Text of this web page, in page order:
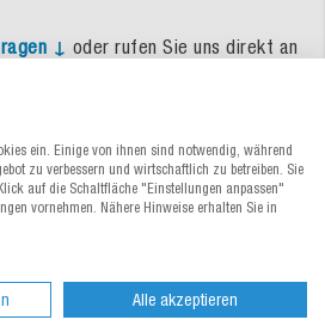
↓ oder rufen Sie uns direkt an
ansehen
die Einlagerung oder
geht, sind Kartons nicht aus
schnell aufgerichtet, mit hoher
sowie in unterschiedlichen
ein. Einige von ihnen sind notwendig, während
zu verbessern und wirtschaftlich zu betreiben. Sie
auf die Schaltfläche "Einstellungen anpassen"
vornehmen. Nähere Hinweise erhalten Sie in
Alle akzeptieren